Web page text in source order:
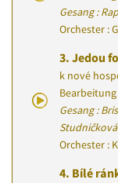
Gesang :
Orchester :
3. Jedou
k nové
Gesang :
Orchester :
4. Bílé